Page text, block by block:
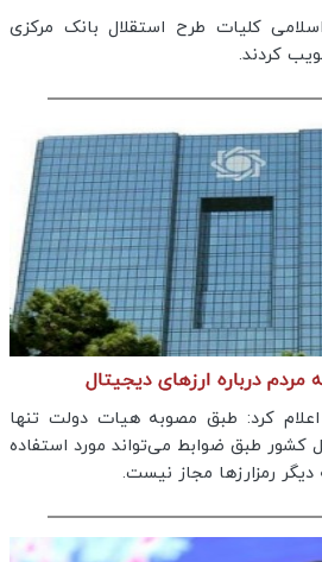
کلیات طرح استقلال بانک مرکزی
کردند.
درباره ارزهای دیجیتال
اعلام کرد: طبق مصوبه هیات دولت تنها
کشور طبق ضوابط می‌تواند مورد استفاده
دیگر رمزارزها مجاز نیست.